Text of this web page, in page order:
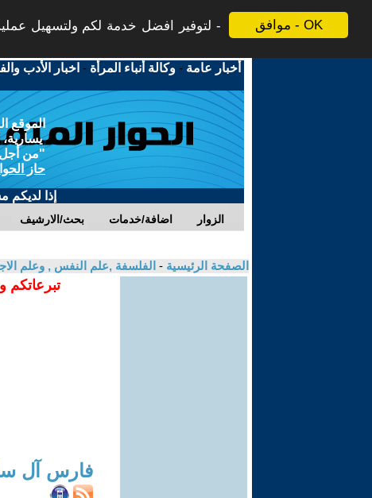
موافق - OK
لتوفير افضل خدمة لكم ولتسهيل
أخبار عامة -وكالة أنباء المرأة - اخبار الأدب
الموقع
يسارية،
"من أجل
حاز
إذا لديكم
بحث/الارشيف اضافة/خدمات الزوار
الصفحة الرئيسية - الفلسفة ,علم النفس , وعلم
تبرعاتكم
فارس آل